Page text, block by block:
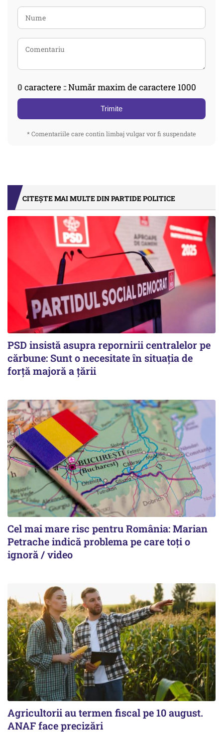
0 caractere :: Număr maxim de caractere 1000
Trimite
* Comentariile care contin limbaj vulgar vor fi suspendate
CITEȘTE MAI MULTE DIN PARTIDE POLITICE
PSD insistă asupra repornirii centralelor pe
cărbune: Sunt o necesitate în situația de
forță majoră a țării
Cel mai mare risc pentru România: Marian
Petrache indică problema pe care toți o
ignoră / video
Agricultorii au termen fiscal pe 10 august.
ANAF face precizări